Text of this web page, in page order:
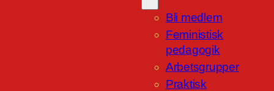
Bli medlem
Feministisk
pedagogik
Arbetsgrupper
Praktisk